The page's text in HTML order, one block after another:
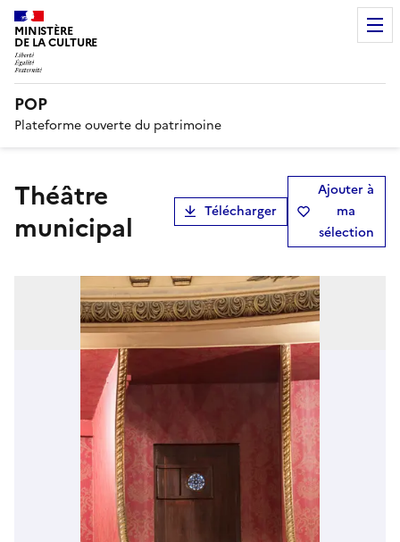
MINISTÈRE
DE LA CULTURE
POP
Plateforme ouverte du patrimoine
théâtre
municipal
Télécharger
Ajouter à
ma
sélection